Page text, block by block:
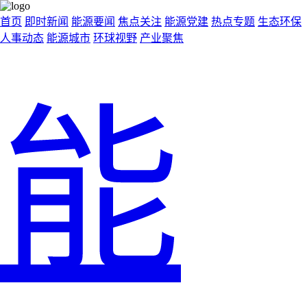
首页 即时新闻 能源要闻 焦点关注 能源党建 热点专题 生态环保
人事动态 能源城市 环球视野 产业聚焦
能